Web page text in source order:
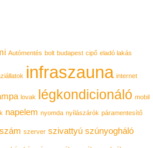
Autómentés bolt budapest cipő eladó lakás
infraszauna internet
lovak légkondicionáló mobil
napelem nyomda nyílászárók páramentesítő
szerver szivattyú szúnyogháló